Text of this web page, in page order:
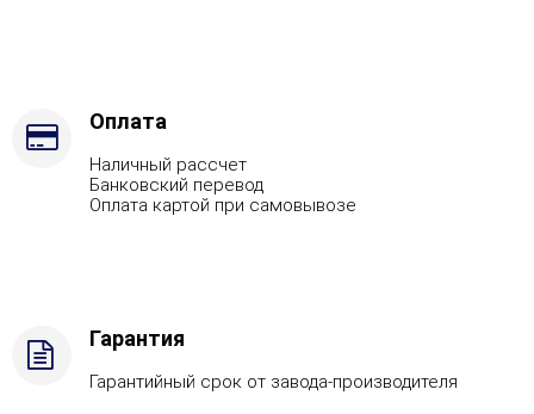
по
запросу)
Оплата
Наличный рассчет
Банковский перевод
Оплата картой при самовывозе
Гарантия
Гарантийный срок от завода-производителя